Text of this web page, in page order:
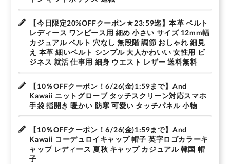
【今日限定20%OFFクーポン★23:59迄】本革 ベルト
レディース ワンピース用 細め 小さい サイズ 12mm幅
カジュアル ベルト 穴なし 無段階 調節 おしゃれ 細見
え 本革 細いベルト シンプル 大人かわいい 女性用 ビ
ジネス 就活 仕事用 細身 ウエスト レザー 送料無料
【10％OFFクーポン！6/26(金)1:59まで】And
Kawaii ニットグローブ タッチスクリーン対応スマホ
手袋 指開き 暖かい 防寒 可愛い タッチパネル 小物
【10％OFFクーポン！6/26(金)1:59まで】And
Kawaii コーデュロイキャップ 帽子 英字ロゴカラーキ
ャップ レディース 夏秋 キャップ カジュアル 韓国 帽
子